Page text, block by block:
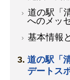
道の駅「
へのメッ
基本情報
道の駅「
デートス